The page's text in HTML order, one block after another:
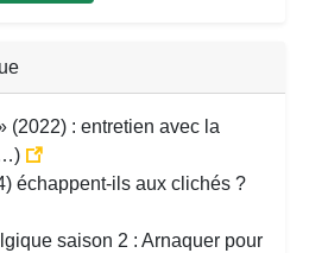
(2022) : entretien avec la
échappent-ils aux clichés ?
saison 2 : Arnaquer pour